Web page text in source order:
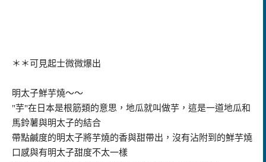
＊＊可見起士微微爆出
明太子鮮芋燒～～
"芋"在日本是根筋類的意思，地瓜就叫做芋，這是一道地瓜和
馬鈴薯與明太子的結合
帶點鹹度的明太子將芋燒的香與甜帶出，沒有沾附到的鮮芋燒
口感與有明太子甜度不太一樣